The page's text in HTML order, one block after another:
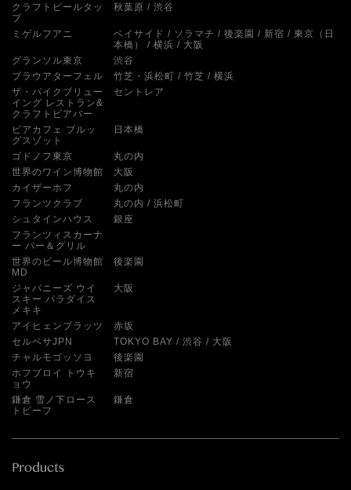
クラフトビールタッ
プ
秋葉原 渋谷
ミゲルフアニ ベイサイド ソラマチ 後楽園 新宿
東京（日
本橋）
横浜
大阪
グランソル東京
渋谷
ブラウアターフェル
竹芝・浜松町 竹芝
横浜
ザ・パイクブリュー
イング レストラン&
クラフトビアバー
セントレア
ビアカフェ ブルッ
グスゾット
日本橋
ゴドノフ東京
丸の内
世界のワイン博物館
大阪
カイザーホフ
丸の内
フランツクラブ
丸の内
浜松町
シュタインハウス
銀座
フランツィスカーナ
ー バー＆グリル
世界のビール博物館
MD
後楽園
ジャパニーズ ウイ
スキー パラダイス
メキキ
大阪
アイヒェンプラッツ
赤坂
セルベサJPN
TOKYO BAY 渋谷
大阪
チャルモゴッソヨ
後楽園
ホフブロイ トウキ
ョウ
新宿
鎌倉 雪ノ下ロース
トビーフ
鎌倉